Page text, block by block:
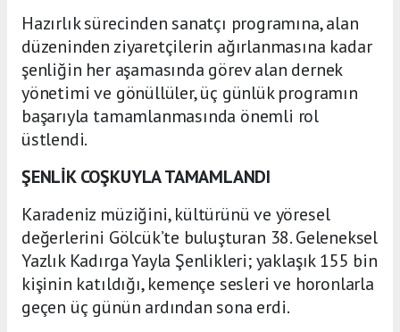
Hazırlık sürecinden sanatçı programına, alan
düzeninden ziyaretçilerin ağırlanmasına kadar
şenliğin her aşamasında görev alan dernek
yönetimi ve gönüllüler, üç günlük programın
başarıyla tamamlanmasında önemli rol
üstlendi.
ŞENLİK COŞKUYLA TAMAMLANDI
Karadeniz müziğini, kültürünü ve yöresel
değerlerini Gölcük’te buluşturan 38. Geleneksel
Yazlık Kadırga Yayla Şenlikleri; yaklaşık 155 bin
kişinin katıldığı, kemençe sesleri ve horonlarla
geçen üç günün ardından sona erdi.